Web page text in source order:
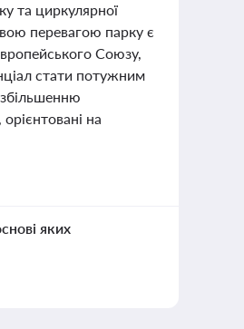
та циркулярної
перевагою парку є
Союзу,
стати потужним
на
яких